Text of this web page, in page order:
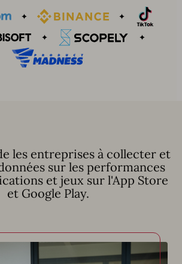
les entreprises à collecter et
sur les performances
et jeux sur l'App Store
et Google Play.